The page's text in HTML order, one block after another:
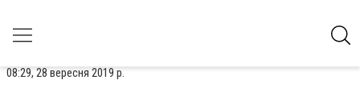
08:29, 28 вересня 2019 р.